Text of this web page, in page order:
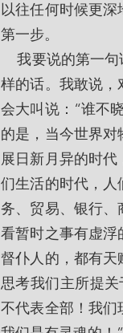
以往任何时候更
第一步。
    我要说的第一句话：每一个人都拥有不死的灵魂。我毫不畏惧地一开始就说出这
样的话。我敢说，
会大叫说：“谁不
的是，当今世界
展日新月异的时
们生活的时代，
务、贸易、银行
看暂时之事有虚
督仆人的，都有
思考我们主所提
不代表全部！我们